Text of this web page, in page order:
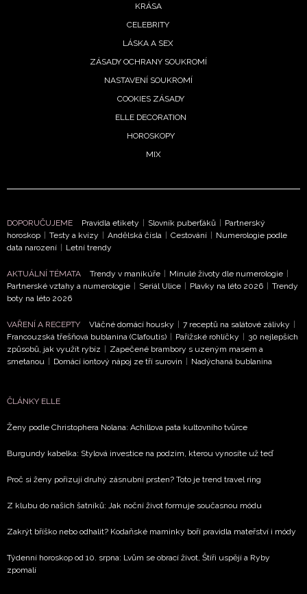
KRÁSA
CELEBRITY
LÁSKA A SEX
ZÁSADY OCHRANY SOUKROMÍ
NASTAVENÍ SOUKROMÍ
COOKIES ZÁSADY
ELLE DECORATION
HOROSKOPY
MIX
DOPORUČUJEME Pravidla etikety | Slovník puberťáků | Partnerský
horoskop | Testy a kvízy | Andělská čísla | Cestování | Numerologie podle
data narození | Letní trendy
AKTUÁLNÍ TÉMATA Trendy v manikúře | Minulé životy dle numerologie |
Partnerské vztahy a numerologie | Seriál Ulice | Plavky na léto 2026 | Trendy
boty na léto 2026
VAŘENÍ A RECEPTY Vláčné domácí housky | 7 receptů na salátové zálivky |
Francouzská třešňová bublanina (Clafoutis) | Pařížské rohlíčky | 30 nejlepších
způsobů, jak využít rybíz | Zapečené brambory s uzeným masem a
smetanou | Domácí iontový nápoj ze tří surovin | Nadýchaná bublanina
ČLÁNKY ELLE
Ženy podle Christophera Nolana: Achillova pata kultovního tvůrce
Burgundy kabelka: Stylová investice na podzim, kterou vynosíte už teď
Proč si ženy pořizují druhý zásnubní prsten? Toto je trend travel ring
Z klubu do našich šatníků: Jak noční život formuje současnou módu
Zakrýt bříško nebo odhalit? Kodaňské maminky boří pravidla mateřství i módy
Týdenní horoskop od 10. srpna: Lvům se obrací život, Štíři uspějí a Ryby
zpomalí